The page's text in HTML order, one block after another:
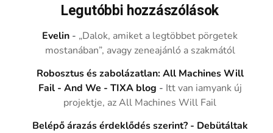
Legutóbbi hozzászólások
Evelin - „Dalok, amiket a legtöbbet pörgetek
mostanában”, avagy zeneajánló a szakmától
Robosztus és zabolázatlan: All Machines Will
Fail - And We - TIXA blog - Itt van iamyank új
projektje, az All Machines Will Fail
Belépő árazás érdeklődés szerint? - Debütáltak